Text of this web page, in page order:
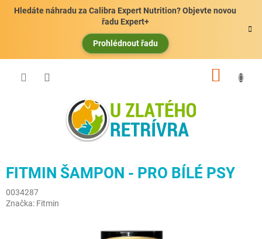
Hledáte náhradu za Calibra Expert Nutrition? Objevte novou
řadu Expert+
Prohlédnout řadu
FITMIN ŠAMPON - PRO BÍLÉ PSY
0034287
Značka: Fitmin